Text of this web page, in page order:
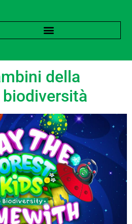
Gioco
della